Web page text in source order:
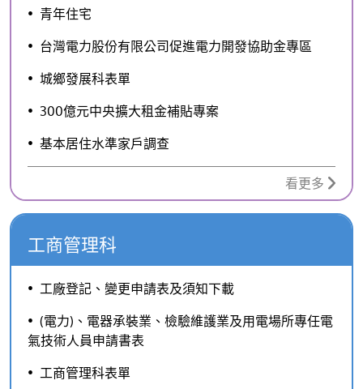
青年住宅
台灣電力股份有限公司促進電力開發協助金專區
城鄉發展科表單
300億元中央擴大租金補貼專案
基本居住水準家戶調查
看更多
工商管理科
工廠登記、變更申請表及須知下載
(電力)、電器承裝業、檢驗維護業及用電場所專任電
氣技術人員申請書表
工商管理科表單